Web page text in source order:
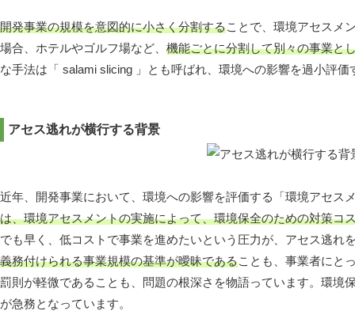
開発事業の規模を意図的に小さく分割することで、環境アセスメ
場合、ホテルやゴルフ場など、 機能ごとに分割して別々の事業と
な手法は「 salami slicing 」とも呼ばれ、環境への影響を過小評
アセス逃れが横行する背景
近年、開発事業において、環境への影響を評価する「環境アセス
は、環境アセスメントの実施によって、環境保全のための対策コ
でも早く、低コストで事業を進めたいという圧力が、アセス逃れ
義務付けられる事業規模の基準が曖昧であることも、事業者にと
罰則が軽微であることも、問題の根深さを物語っています。環
が急務となっています。